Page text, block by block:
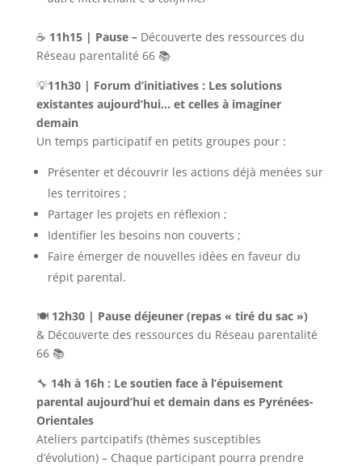
☕ 11h15 | Pause – Découverte des ressources du
Réseau parentalité 66 📚
💡11h30 | Forum d’initiatives : Les solutions
existantes aujourd’hui… et celles à imaginer
demain
Un temps participatif en petits groupes pour :
Présenter et découvrir les actions déjà menées sur
les territoires ;
Partager les projets en réflexion ;
Identifier les besoins non couverts ;
Faire émerger de nouvelles idées en faveur du
répit parental.
🍽️ 12h30 | Pause déjeuner (repas « tiré du sac »)
& Découverte des ressources du Réseau parentalité
66 📚
🔧 14h à 16h: Le soutien face à l’épuisement
parental aujourd’hui et demain dans es Pyrénées-
Orientales
Ateliers partcipatifs (thèmes susceptibles
d’évolution) – Chaque participant pourra prendre